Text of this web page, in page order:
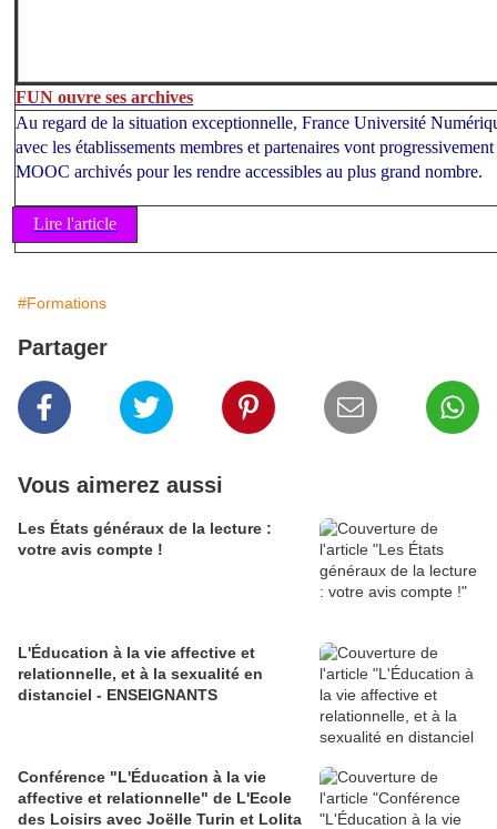
FUN ouvre ses archives
Au regard de la situation exceptionnelle, France Université
avec les établissements membres et partenaires vont
MOOC archivés pour les rendre accessibles au plus grand nombre.
Lire l'article
#Formations
Partager
Vous aimerez aussi
Les États généraux de la lecture :
votre avis compte !
L'Éducation à la vie affective et
relationnelle, et à la sexualité en
distanciel - ENSEIGNANTS
Conférence "L'Éducation à la vie
affective et relationnelle" de L'Ecole
des Loisirs avec Joëlle Turin et Lolita